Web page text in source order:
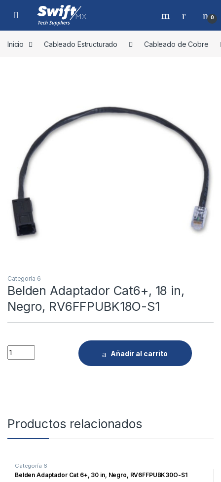
Skip to navigation
Skip to content
0
Inicio Cableado Estructurado Cableado de Cobre
Categoría 6
Belden Adaptador Cat6+, 18 in,
Negro, RV6FFPUBK18O-S1
Quantity
Añadir al carrito
Productos relacionados
Categoría 6
Belden Adaptador Cat 6+, 30 in, Negro, RV6FFPUBK30O-S1